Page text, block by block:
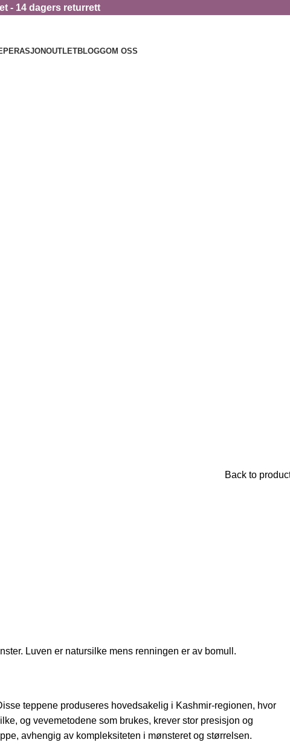
- 14 dagers returrett
OUTLETBLOGGOM OSS
Back to
Luven er natursilke mens renningen er av bomull.
teppene produseres hovedsakelig i Kashmir-regionen, hvor
og vevemetodene som brukes, krever stor presisjon og
avhengig av kompleksiteten i mønsteret og størrelsen.